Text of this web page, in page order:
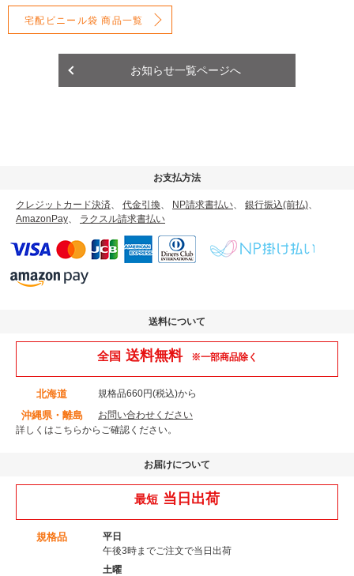
宅配ビニール袋 商品一覧
お知らせ一覧ページへ
お支払方法
クレジットカード決済 代金引換 NP請求書払い 銀行振込(前払)
AmazonPay
ラクスル請求書払い
送料について
全国 送料無料 ※一部商品除く
北海道 規格品660円(税込)から
沖縄県・離島
お問い合わせください
詳しくはこちらからご確認ください。
お届けについて
最短 当日出荷
規格品
平日
午後3時までご注文で当日出荷
土曜